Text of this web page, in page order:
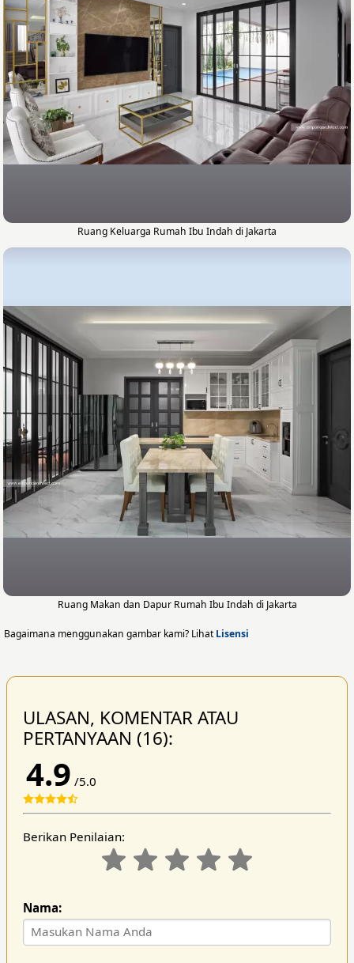
Ruang Keluarga Rumah Ibu Indah di Jakarta
Ruang Makan dan Dapur Rumah Ibu Indah di Jakarta
Bagaimana menggunakan gambar kami? LihatLisensi
ULASAN, KOMENTAR ATAU
PERTANYAAN (16):
4.9 /5.0
Berikan Penilaian:
Nama: